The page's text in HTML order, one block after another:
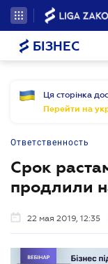
БІЗНЕС
Ця сторінка
Перейти на
Ответственность
Срок
продлили
22 мая 2019, 12:35